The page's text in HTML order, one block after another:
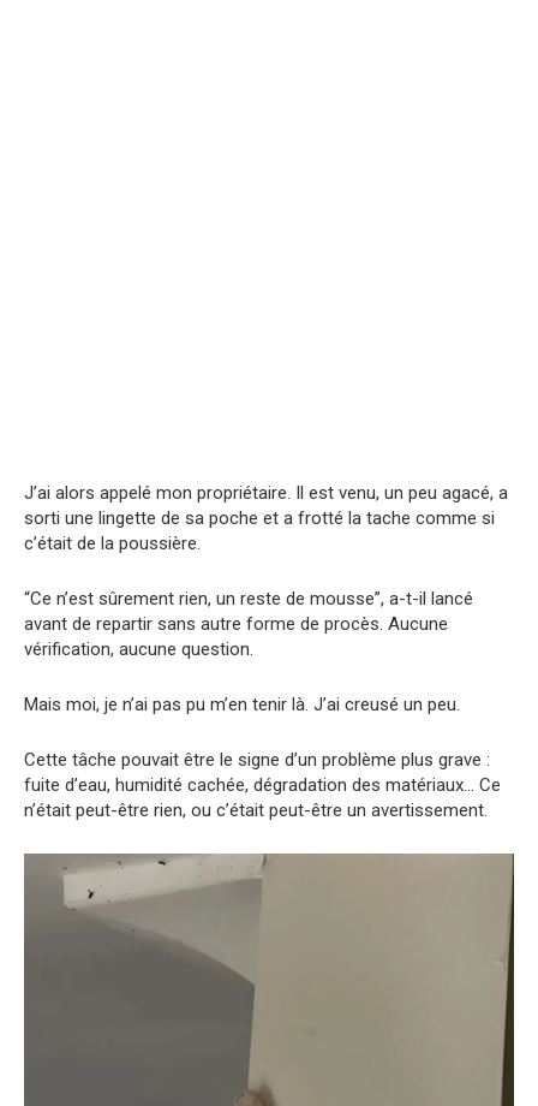
J’ai alors appelé mon propriétaire. Il est venu, un peu agacé, a
sorti une lingette de sa poche et a frotté la tache comme si
c’était de la poussière.
“Ce n’est sûrement rien, un reste de mousse”, a-t-il lancé
avant de repartir sans autre forme de procès. Aucune
vérification, aucune question.
Mais moi, je n’ai pas pu m’en tenir là. J’ai creusé un peu.
Cette tâche pouvait être le signe d’un problème plus grave :
fuite d’eau, humidité cachée, dégradation des matériaux… Ce
n’était peut-être rien, ou c’était peut-être un avertissement.